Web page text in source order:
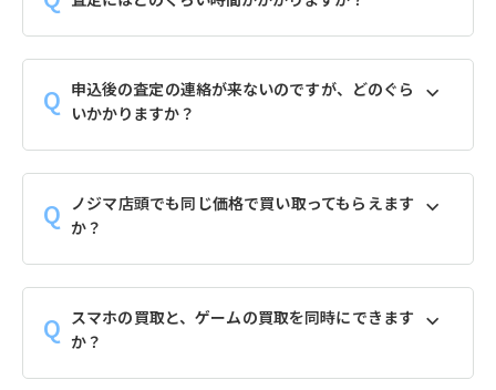
申込後の査定の連絡が来ないのですが、どのぐら
いかかりますか？
ノジマ店頭でも同じ価格で買い取ってもらえます
か？
スマホの買取と、ゲームの買取を同時にできます
か？